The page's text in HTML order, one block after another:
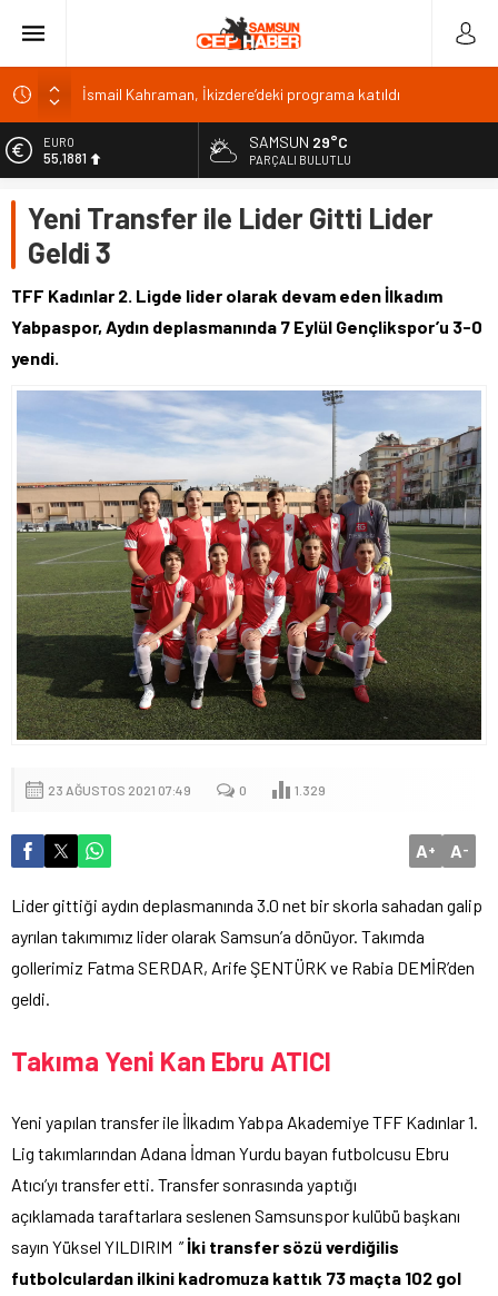
Malatya Havalimanı Eylülde Açılıyor, Kuzey Çevre Yolu
Akülü aracındayken otomobilin çarptığı emekli astsubay
Antalya’da nem yüzde 80, hissedilen sıcaklık 40 derece
Isparta’da bisiklet kupası heyecanı 371 sporcuyla sürüyor
EURO
55,1881
6.660,55
BİST
13.779,39
47,7111
SAMSUN 29°C
PARÇALI BULUTLU
Yeni Transfer ile Lider Gitti Lider
Geldi 3
TFF Kadınlar 2. Ligde lider olarak devam eden İlkadım
Yabpaspor, Aydın deplasmanında 7 Eylül Gençlikspor’u 3-0
yendi.
23 AĞUSTOS 2021 07:49 0 1.329
A+ A-
Lider gittiği aydın deplasmanında 3.0 net bir skorla sahadan galip
ayrılan takımımız lider olarak Samsun’a dönüyor. Takımda
gollerimiz Fatma SERDAR, Arife ŞENTÜRK ve Rabia DEMİR’den
geldi.
Takıma Yeni Kan Ebru ATICI
Yeni yapılan transfer ile İlkadım Yabpa Akademiye TFF Kadınlar 1.
Lig takımlarından Adana İdman Yurdu bayan futbolcusu Ebru
Atıcı’yı transfer etti. Transfer sonrasında yaptığı
açıklamada taraftarlara seslenen Samsunspor kulübü başkanı
sayın Yüksel YILDIRIM ”İki transfer sözü verdiğilis
futbolculardan ilkini kadromuza kattık 73 maçta 102 gol